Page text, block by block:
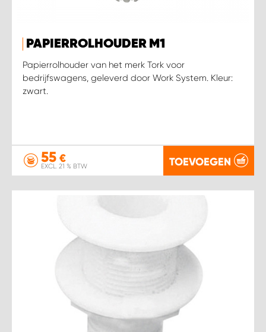
PAPIERROLHOUDER M1
Papierrolhouder van het merk Tork voor
bedrijfswagens, geleverd door Work System. Kleur:
zwart.
55 €
EXCL. 21 % BTW TOEVOEGEN